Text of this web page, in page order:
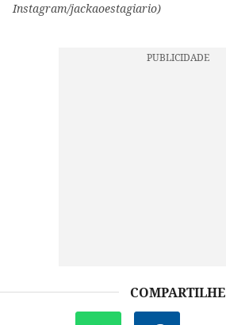
Instagram/jackaoestagiario)
COMPARTILHE